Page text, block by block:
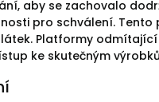
aby se zachovalo
pro schválení.
Platformy
ke skutečným